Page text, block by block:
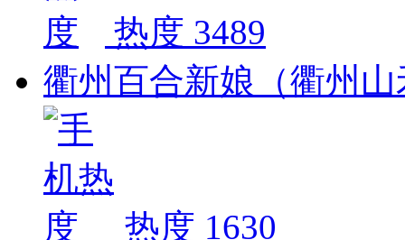
热度 3489
衢州百合新娘（衢州
热度 1630